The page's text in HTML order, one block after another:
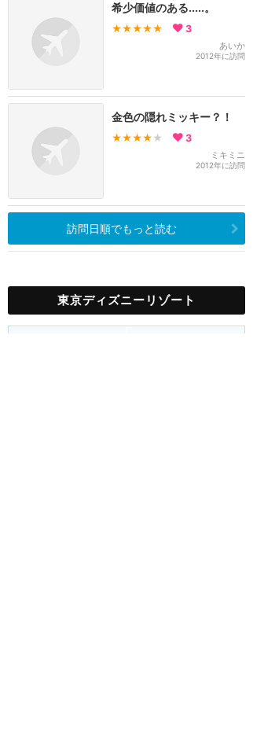
希少価値のある.....。
★★★★★ 3
あいか
2012年に訪問
金色の隠れミッキー？！
★★★★ ★ 3
ミキミニ
2012年に訪問
訪問日順でもっと読む
東京ディズニーリゾート